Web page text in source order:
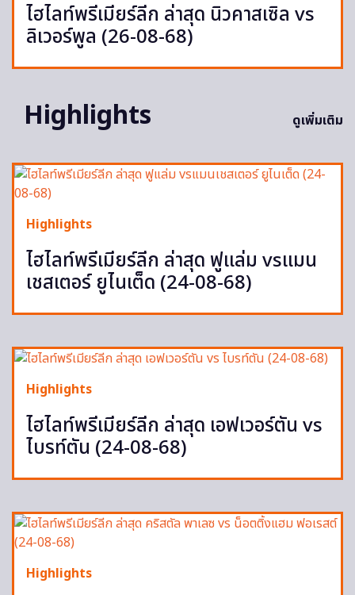
ไฮไลท์พรีเมียร์ลีก ล่าสุด นิวคาสเซิล vs
ลิเวอร์พูล (26-08-68)
Highlights ดูเพิ่มเติม
Highlights
ไฮไลท์พรีเมียร์ลีก ล่าสุด ฟูแล่ม vsแมน
เชสเตอร์ ยูไนเต็ด (24-08-68)
Highlights
ไฮไลท์พรีเมียร์ลีก ล่าสุด เอฟเวอร์ตัน vs
ไบรท์ตัน (24-08-68)
Highlights